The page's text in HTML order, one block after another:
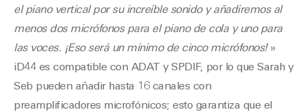
el piano vertical por su increíble sonido y añadiremos al
menos dos micrófonos para el piano de cola y uno para
las voces. ¡Eso será un mínimo de cinco micrófonos! »
iD44 es compatible con ADAT y SPDIF, por lo que Sarah y
Seb pueden añadir hasta 16 canales con
preamplificadores microfónicos; esto garantiza que el